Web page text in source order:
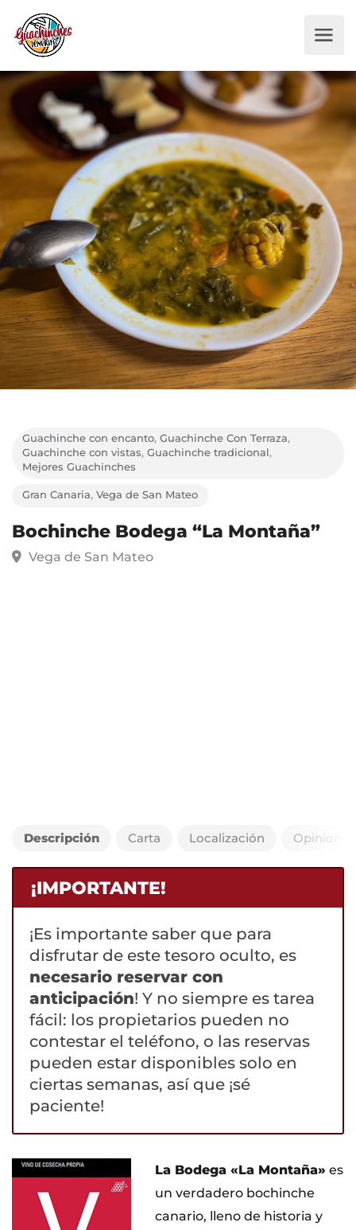
Guachinche con encanto
Guachinche con vistas,Guachinche tradicional
Gran Canaria,Vega de San Mateo
Descripción Carta Localización Opiniones
¡IMPORTANTE!
¡Es importante saber que para
disfrutar de este tesoro oculto, es
necesario reservar con
anticipación! Y no siempre es tarea
fácil: los propietarios pueden no
contestar el teléfono, o las reservas
pueden estar disponibles solo en
ciertas semanas, así que ¡sé
paciente!
La Bodega «La Montaña» es
un verdadero bochinche
canario, lleno de historia y